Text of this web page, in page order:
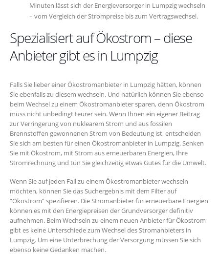
Minuten lässt sich der Energieversorger in Lumpzig wechseln
– vom Vergleich der Strompreise bis zum Vertragswechsel.
Spezialisiert auf Ökostrom – diese
Anbieter gibt es in Lumpzig
Falls Sie lieber einer Ökostromanbieter in Lumpzig hätten, können
Sie ebenfalls zu diesem wechseln. Und natürlich können Sie ebenso
beim Wechsel zu einem Ökostromanbieter sparen, denn Ökostrom
muss nicht unbedingt teurer sein. Wenn Ihnen ein eigener Beitrag
zur Verringerung von nuklearem Strom und aus fossilen
Brennstoffen gewonnenen Strom von Bedeutung ist, entscheiden
Sie sich am besten für einen Ökostromanbieter in Lumpzig. Senken
Sie mit Ökostrom, mit Strom aus erneuerbaren Energien, Ihre
Stromrechnung und tun Sie gleichzeitig etwas Gutes für die Umwelt.
Wenn Sie auf jeden Fall zu einem Ökostromanbieter wechseln
möchten, können Sie das Suchergebnis mit dem Filter auf
“Ökostrom” spezifieren. Die Stromanbieter für erneuerbare Energien
können es mit den Energiepreisen der Grundversorger definitiv
aufnehmen. Beim Wechseln zu einem neuen Anbieter für Ökostrom
gibt es keine Unterschiede zum Wechsel des Stromanbieters in
Lumpzig. Um eine Unterbrechung der Versorgung müssen Sie sich
ebenso keine Gedanken machen.